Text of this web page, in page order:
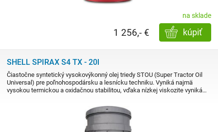
na sklade
kúpiť
1 256,- €
SHELL SPIRAX S4 TX - 20l
Čiastočne syntetický vysokovýkonný olej triedy STOU (Super Tractor Oil
Universal) pre poľnohospodársku a lesnícku techniku. Vyniká najmä
vysokou termickou a oxidačnou stabilitou, vďaka nízkej viskozite vyniká…